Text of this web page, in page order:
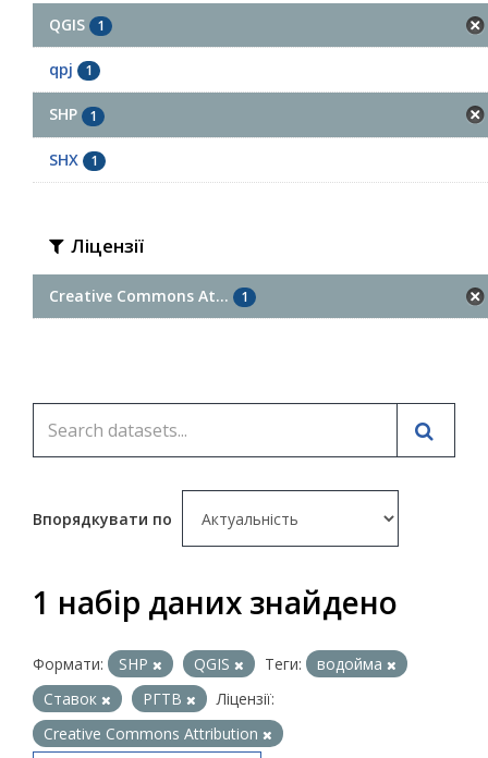
QGIS 1
qpj 1
SHP 1
SHX 1
Ліцензії
Creative Commons At... 1
Впорядкувати по
1 набір даних знайдено
Формати: SHP QGIS Теги:
водойма
Ставок
РГТВ
Ліцензії:
Creative Commons Attribution